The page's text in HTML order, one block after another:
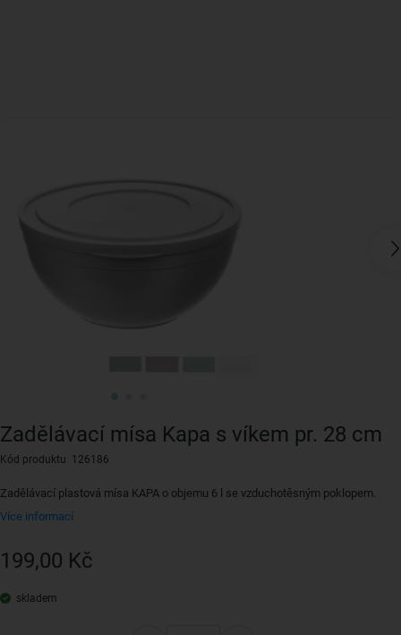
Zadělávací mísa Kapa s víkem pr. 28 cm
Kód produktu 126186
Zadělávací plastová mísa KAPA o objemu 6 l se vzduchotěsným poklopem.
Více informací
199,00 Kč
skladem